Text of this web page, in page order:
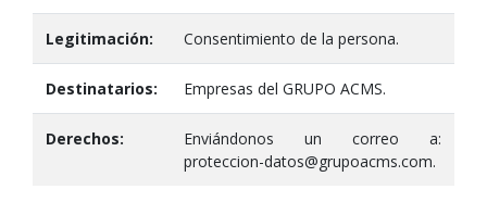
Legitimación: Consentimiento de la persona.
Destinatarios: Empresas del GRUPO ACMS.
Derechos:
Enviándonos un correo a:
proteccion-datos@grupoacms.com.